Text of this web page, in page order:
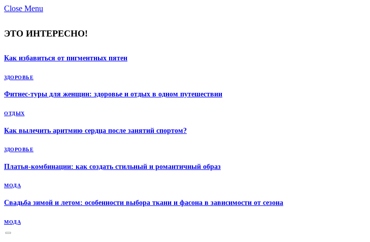
Close Menu
ЭТО ИНТЕРЕСНО!
Как избавиться от пигментных пятен
ЗДОРОВЬЕ
Фитнес-туры для женщин: здоровье и отдых в одном путешествии
ОТДЫХ
Как вылечить аритмию сердца после занятий спортом?
ЗДОРОВЬЕ
Платья-комбинации: как создать стильный и романтичный образ
МОДА
Свадьба зимой и летом: особенности выбора ткани и фасона в зависимости от сезона
МОДА